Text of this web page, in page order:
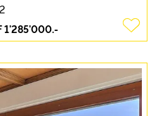
1'285'000.-
2